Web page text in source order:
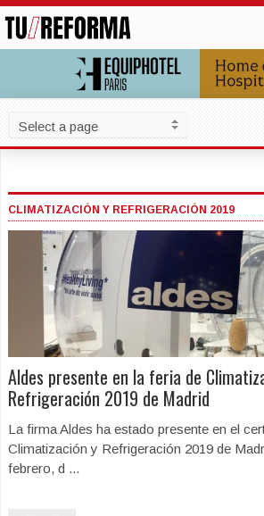
CLIMATIZACIÓN Y REFRIGERACIÓN 2019
Aldes presente en la feria de
Refrigeración 2019 de Madrid
La firma Aldes ha estado presente en el
Climatización y Refrigeración 2019 de
febrero, d ...